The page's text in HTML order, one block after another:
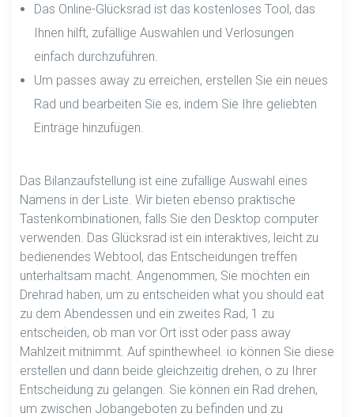
Das Online-Glücksrad ist das kostenloses Tool, das
Ihnen hilft, zufällige Auswahlen und Verlosungen
einfach durchzuführen.
Um passes away zu erreichen, erstellen Sie ein neues
Rad und bearbeiten Sie es, indem Sie Ihre geliebten
Einträge hinzufügen.
Das Bilanzaufstellung ist eine zufällige Auswahl eines
Namens in der Liste. Wir bieten ebenso praktische
Tastenkombinationen, falls Sie den Desktop computer
verwenden. Das Glücksrad ist ein interaktives, leicht zu
bedienendes Webtool, das Entscheidungen treffen
unterhaltsam macht. Angenommen, Sie möchten ein
Drehrad haben, um zu entscheiden what you should eat
zu dem Abendessen und ein zweites Rad, 1 zu
entscheiden, ob man vor Ort isst oder pass away
Mahlzeit mitnimmt. Auf spinthewheel. io können Sie diese
erstellen und dann beide gleichzeitig drehen, o zu Ihrer
Entscheidung zu gelangen. Sie können ein Rad drehen,
um zwischen Jobangeboten zu befinden und zu